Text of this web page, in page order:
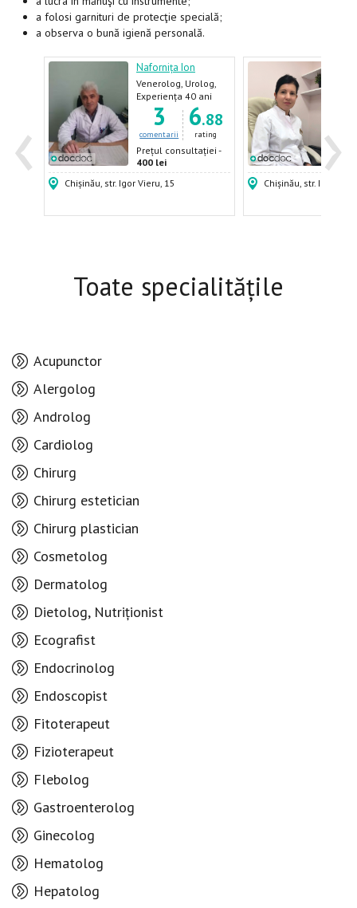
a folosi garnituri de protecţie specială;
a observa o bună igienă personală.
‹ ›
-
Nafornița Ion
Venerolog, Urolog,
Dermatolog,
Androlog
Experiența 40 ani
3
comentarii
6.88
rating
Prețul consultației -
400 lei
Chișinău, str. Igor Vieru, 15
500
Chișinău, str.
Toate specialitățile
Acupunctor
Alergolog
Androlog
Cardiolog
Chirurg
Chirurg estetician
Chirurg plastician
Cosmetolog
Dermatolog
Dietolog, Nutriționist
Ecografist
Endocrinolog
Endoscopist
Fitoterapeut
Fizioterapeut
Flebolog
Gastroenterolog
Ginecolog
Hematolog
Hepatolog